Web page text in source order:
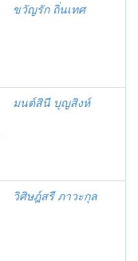
ขวัญรัก ถิ่นเทศ
มนต์สินี บุญสิงห์
วิศิษฎ์สรี ภาวะกุล